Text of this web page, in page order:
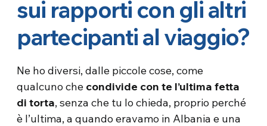
sui rapporti con gli altri
partecipanti al viaggio?
Ne ho diversi, dalle piccole cose, come
qualcuno che condivide con te l’ultima fetta
di torta, senza che tu lo chieda, proprio perché
è l’ultima, a quando eravamo in Albania e una